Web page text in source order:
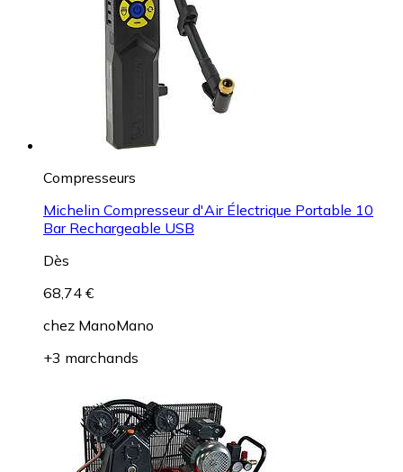
Compresseurs
Michelin Compresseur d'Air Électrique Portable 10
Bar Rechargeable USB
Dès
68,74 €
chez ManoMano
+3 marchands